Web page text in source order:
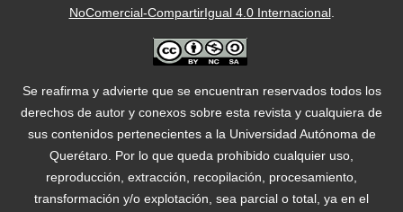
NoComercial-CompartirIgual 4.0 Internacional.
Se reafirma y advierte que se encuentran reservados todos los
derechos de autor y conexos sobre esta revista y cualquiera de
sus contenidos pertenecientes a la Universidad Autónoma de
Querétaro. Por lo que queda prohibido cualquier uso,
reproducción, extracción, recopilación, procesamiento,
transformación y/o explotación, sea parcial o total, ya en el